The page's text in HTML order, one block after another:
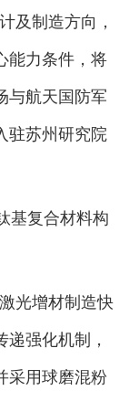
及制造方向，
能力条件，将
与航天国防军
驻苏州研究院
基复合材料构
光增材制造快
强化机制，
采用球磨混粉